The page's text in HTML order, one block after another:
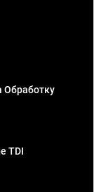
Обработку
TDI